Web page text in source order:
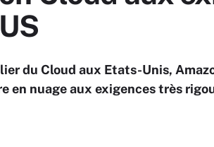
du Cloud aux Etats-Unis,
en nuage aux exigences très